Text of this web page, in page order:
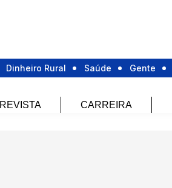
Dinheiro Rural Saúde Gente
REVISTA CARREIRA